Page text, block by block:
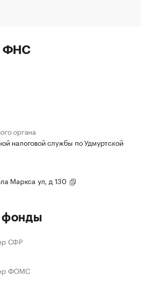
ФНС
органа
налоговой службы по Удмуртской
Маркса ул, д 130
фонды
СФР
ФОМС